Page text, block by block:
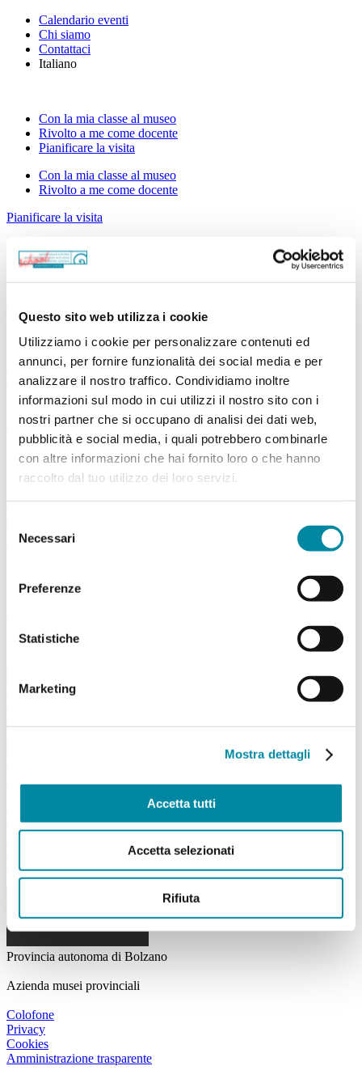
Questo sito web utilizza i cookie
Utilizziamo i cookie per personalizzare contenuti ed
annunci, per fornire funzionalità dei social media e per
analizzare il nostro traffico. Condividiamo inoltre
informazioni sul modo in cui utilizzi il nostro sito con i
nostri partner che si occupano di analisi dei dati web,
pubblicità e social media, i quali potrebbero combinarle
con altre informazioni che hai fornito loro o che hanno
raccolto dal tuo utilizzo dei loro servizi.
delNecessari
Preferenze
Statistiche
Marketing
Mostra dettagli
Accetta tutti
Accetta selezionati
Rifiuta
Calendario eventi
Chi siamo
Contattaci
Italiano
Con la mia classe al museo
Rivolto a me come docente
Pianificare la visita
Con la mia classe al museo
Rivolto a me come docente
Pianificare la visita
Chi siamo
Siamo un team!
Chi siamo
Collaboriamo con...
Edificio
PCTO (tirocini/alternanza scuola-lavoro) al Museo
Contattaci
Museo di Scienze Naturali dell'Alto Adige
via Bottai 1
39100 Bolzano, Italia
info@museonatura.it
T.+39 0471 412 964
Orario d'apertura
Prenotazioni
Lun – Ven 8.00 - 13.00
Rivolto a me come docente
Facebook
Instagram
Podcast
Facciamo parte di Partner
Provincia autonoma di Bolzano
Azienda musei provinciali
Colofone
Privacy
Cookies
Amministrazione trasparente